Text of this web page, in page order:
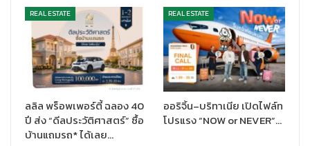
ทั้งนี้ งานพร็อพเพอร์ตี้กูรู ไทยแลนด์ พร็อพเพอร์ตี้ อวอร์ดส์
(Thailand Property Awards) เป็นงานประกาศผลรางวัลเกียรติยศ
แห่งวงการอสังหาริมทรัพย์ ที่ได้รับการยกย่องให้เป็นเครื่องรับรอง
คุณภาพสูงสุดในตลาดอสังหาริมทรัพย์ของประเทศไทย โดยมีจุดมุ่ง
หมายเพื่อสนับสนุนการคิดค้นนวัตกรรมด้านการออกแบบและ
เทคโนโลยีใหม่ของผู้ประกอบการเพื่อเสริมสร้างการเติบโตของตลาด
อสังหาริมทรัพย์ของเมืองไทย
REAL ESTATE
ลลิล พร็อพเพอร์ตี้ ฉลอง 40
ปี ส่ง “ดีลประวัติศาสตร์” ซื้อ
บ้านแถมรถ* ได้เลย…
REAL ESTATE
ออริจิ้น–บริทาเนีย เปิดไฟล์ท
โปรแรง “NOW or NEVER”…